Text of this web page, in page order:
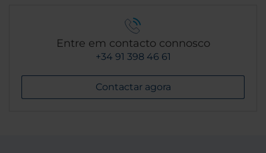
Entre em contacto connosco
+34 91 398 46 61
Contactar agora